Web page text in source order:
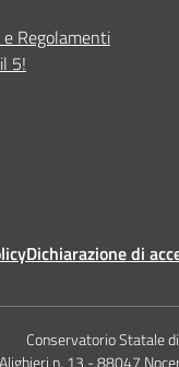
Regolamenti
5!
Dichiarazione di
Conservatorio Statale
n. 13 - 88047